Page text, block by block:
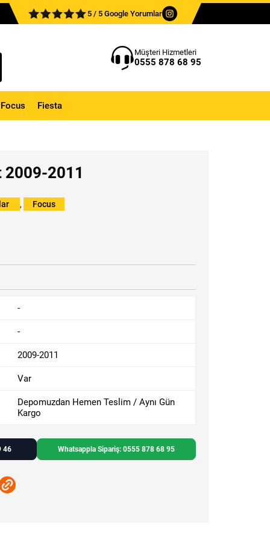
5 / 5 Google Yorumlar
Müşteri Hizmetleri
0555 878 68 95
Focus Fiesta
2009-2011
, Focus
-
-
2009-2011
Var
Depomuzdan Hemen Teslim / Aynı Gün
Kargo
46 Whatsappla Sipariş: 0555 878 68 95